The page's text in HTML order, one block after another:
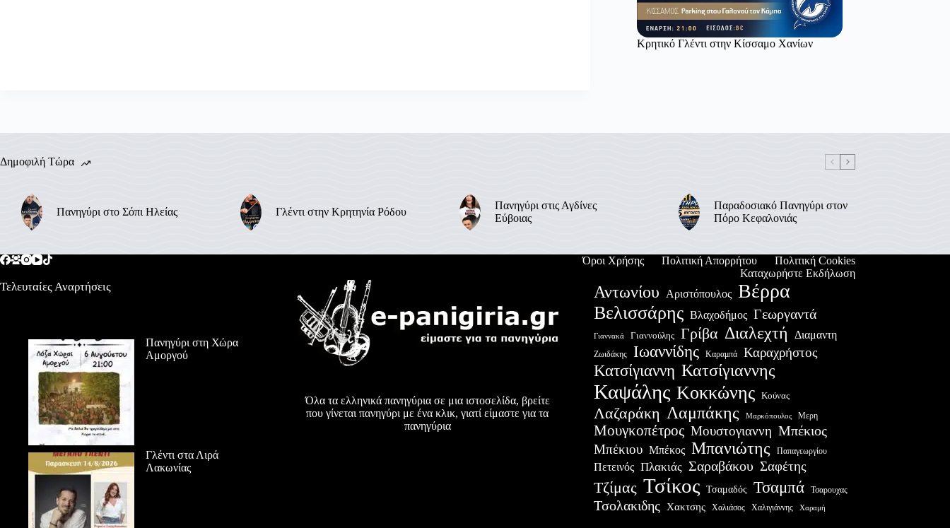
Κρητικό Γλέντι στην Κίσσαμο Χανίων
Δημοφιλή Τώρα
Πανηγύρι στο Σόπι Ηλείας Γλέντι στην Κρητηνία Ρόδου
Πανηγύρι στις Αγδίνες
Εύβοιας
Παραδοσιακό Πανηγύρι στον
Πόρο Κεφαλονιάς
Όροι Χρήσης Πολιτική Απορρήτου
Πολιτική Cookies
Καταχωρήστε Εκδήλωση
Τελευταίες Αναρτήσεις
Πανηγύρι στη Χώρα
Αμοργού
Γλέντι στα Λιρά
Λακωνίας
Όλα τα ελληνικά πανηγύρια σε μια ιστοσελίδα, βρείτε
που γίνεται πανηγύρι με ένα κλικ, γιατί είμαστε για τα
πανηγύρια
Αντωνίου Αριστόπουλος Βέρρα
Βελισσάρης Βλαχοδήμος Γεωργαντά
Γιαννακά Γιαννούλης Γρίβα Διαλεχτή Διαμαντη
Ζωιδάκης Ιωαννίδης Καραμπά Καραχρήστος
Κατσίγιαννη Κατσίγιαννης
Καψάλης Κοκκώνης Κούνας
Λαζαράκη Λαμπάκης Μαρκόπουλος Μερη
Μουγκοπέτρος Μουστογιαννη Μπέκιος
Μπέκιου Μπέκος Μπανιώτης Παπαγεωργίου
Πετεινός Πλακιάς Σαραβάκου Σαφέτης
Τζίμας Τσίκος Τσαμαδός Τσαμπά Τσαρουχας
Τσολακιδης Χακτσης Χαλιάσος Χαλιγιάννης Χαραμή